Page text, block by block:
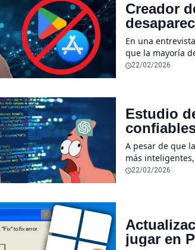
Creador
sensores
En una
que la mayoría
desaparecerán
22/02/2026
Estudio
sube un
A pesar de que
más
herramientas a
22/02/2026
jugar en